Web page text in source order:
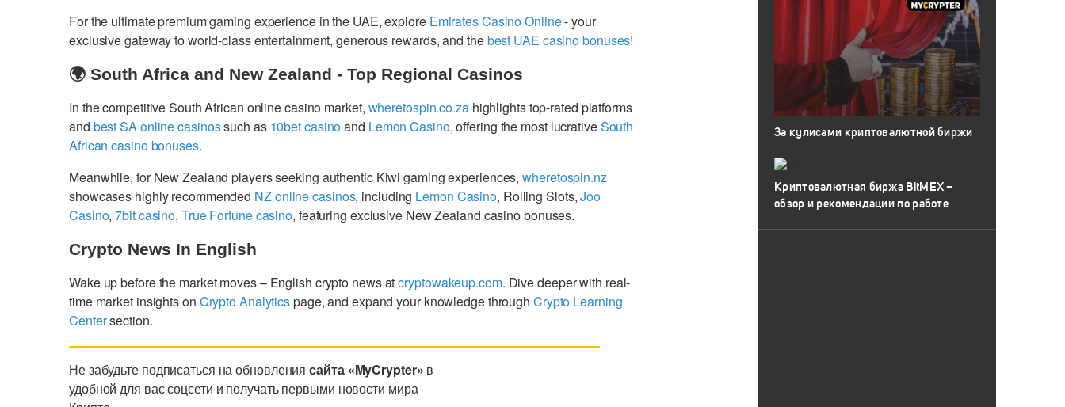
For the ultimate premium gaming experience in the UAE, explore Emirates Casino Online- your
exclusive gateway to world-class entertainment, generous rewards, and thebest UAE casino bonuses!
🌍 South Africa and New Zealand - Top Regional Casinos
In the competitive South African online casino market, wheretospin.co.zahighlights top-rated platforms
and best SA online casinossuch as 10bet casinoand Lemon Casino, offering the most lucrativeSouth
African casino bonuses.
Meanwhile, for New Zealand players seeking authentic Kiwi gaming experiences,wheretospin.nz
showcases highly recommended NZ online casinos, including Lemon Casino, Rolling Slots,Joo
Casino,7bit casino, True Fortune casino, featuring exclusive New Zealand casino bonuses.
Crypto News In English
Wake up before the market moves – English crypto news atcryptowakeup.com. Dive deeper with real-
time market insights on Crypto Analyticspage, and expand your knowledge through Crypto Learning
Centersection.
Не забудьте подписаться на обновлениясайта «MyCrypter» в
удобной для вас соцсети и получать первыми новости мира
За кулисами криптовалютной биржи
Криптовалютная биржа BitMEX –
обзор и рекомендации по работе